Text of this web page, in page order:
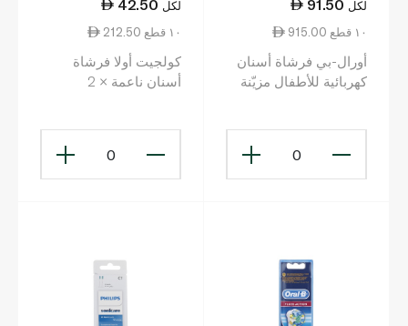
91.50 لكل
915.00 ١٠ قطع
أورال-بي فرشاة أسنان
كهربائية للأطفال مزيّنة
0
42.50 لكل
212.50 ١٠ قطع
كولجيت أولا فرشاة
أسنان ناعمة × 2
0